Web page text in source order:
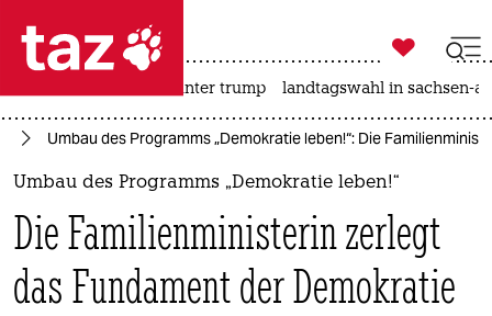
 taz zahl ich
taz zahl ich
politik
öko

taz zahl ich
usa unter trump landtagswahl in sachsen-
Umbau des Programms „Demokratie leben!“: Die
Umbau des Programms „Demokratie leben!“
Die Familienministerin zerlegt
das Fundament der Demokratie